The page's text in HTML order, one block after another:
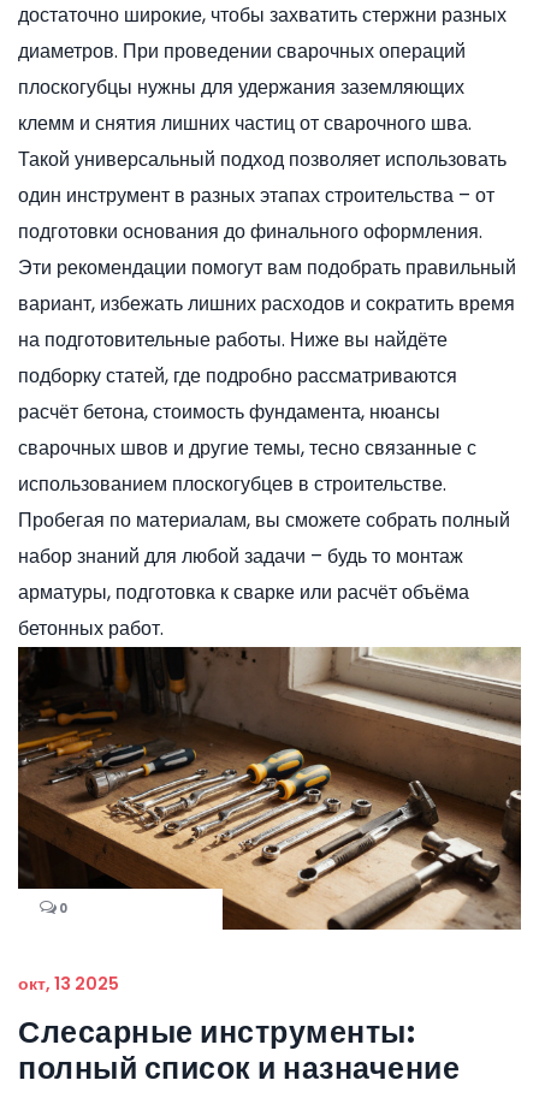
достаточно широкие, чтобы захватить стержни разных
диаметров. При проведении сварочных операций
плоскогубцы нужны для удержания заземляющих
клемм и снятия лишних частиц от сварочного шва.
Такой универсальный подход позволяет использовать
один инструмент в разных этапах строительства – от
подготовки основания до финального оформления.
Эти рекомендации помогут вам подобрать правильный
вариант, избежать лишних расходов и сократить время
на подготовительные работы. Ниже вы найдёте
подборку статей, где подробно рассматриваются
расчёт бетона, стоимость фундамента, нюансы
сварочных швов и другие темы, тесно связанные с
использованием плоскогубцев в строительстве.
Пробегая по материалам, вы сможете собрать полный
набор знаний для любой задачи – будь то монтаж
арматуры, подготовка к сварке или расчёт объёма
бетонных работ.
0
окт, 13 2025
Слесарные инструменты:
полный список и назначение